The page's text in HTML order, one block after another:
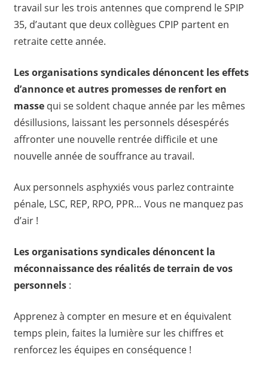
travail sur les trois antennes que comprend le SPIP
35, d’autant que deux collègues CPIP partent en
retraite cette année.
Les organisations syndicales dénoncent les effets
d’annonce et autres promesses de renfort en
massequi se soldent chaque année par les mêmes
désillusions, laissant les personnels désespérés
affronter une nouvelle rentrée difficile et une
nouvelle année de souffrance au travail.
Aux personnels asphyxiés vous parlez contrainte
pénale, LSC, REP, RPO, PPR… Vous ne manquez pas
d’air !
Les organisations syndicales dénoncent la
méconnaissance des réalités de terrain de vos
personnels :
Apprenez à compter en mesure et en équivalent
temps plein, faites la lumière sur les chiffres et
renforcez les équipes en conséquence !